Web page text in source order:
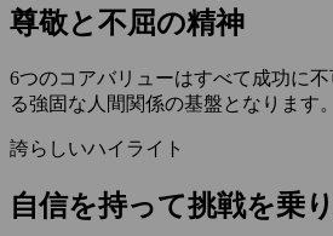
尊敬と不屈の精神
6つのコアバリューはすべて成功に
る強固な人間関係の基盤となります
誇らしいハイライト
自信を持って挑戦を乗